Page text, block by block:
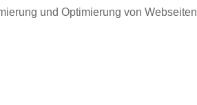
und Optimierung von Webseiten